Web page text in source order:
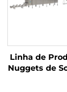
Linha de
Nuggets de